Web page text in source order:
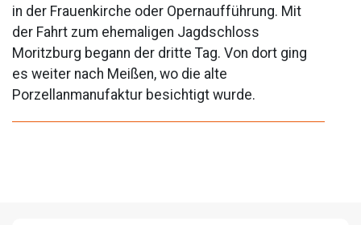
in der Frauenkirche oder Opernaufführung. Mit
der Fahrt zum ehemaligen Jagdschloss
Moritzburg begann der dritte Tag. Von dort ging
es weiter nach Meißen, wo die alte
Porzellanmanufaktur besichtigt wurde.